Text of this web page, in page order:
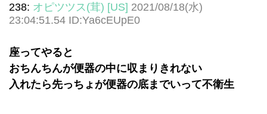
238: オピツツス(茸) [US] 2021/08/18(水)
23:04:51.54 ID:Ya6cEUpE0
座ってやると
おちんちんが便器の中に収まりきれない
入れたら先っちょが便器の底までいって不衛生